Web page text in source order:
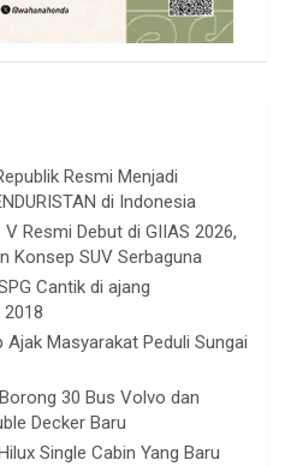
Resmi Menjadi
di Indonesia
Resmi Debut di GIIAS 2026,
Konsep SUV Serbaguna
Cantik di ajang
2018
Ajak Masyarakat Peduli Sungai
30 Bus Volvo dan
Decker Baru
Single Cabin Yang Baru